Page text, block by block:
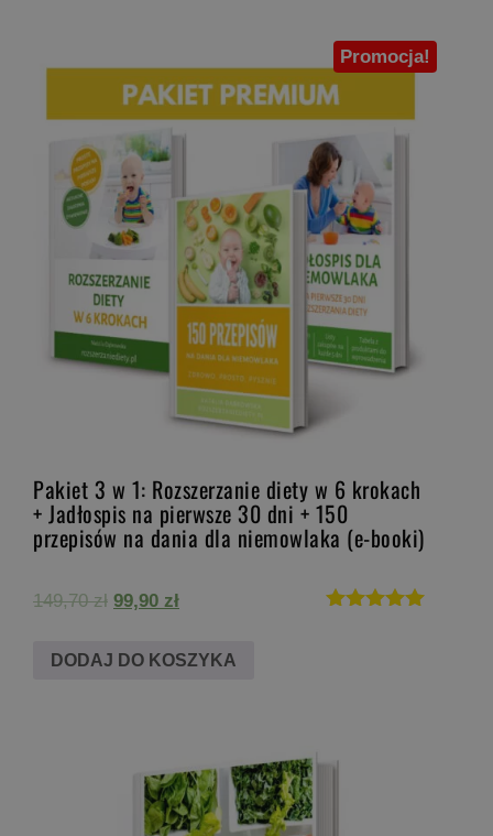
Promocja!
Pakiet 3 w 1: Rozszerzanie diety w 6 krokach
+ Jadłospis na pierwsze 30 dni + 150
przepisów na dania dla niemowlaka (e-booki)
149,70zł Pierwotna
wynosiła:
99,90 złAktualna
wynosi:
DODAJ DO KOSZYKA